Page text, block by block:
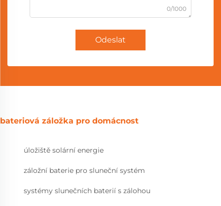
0/1000
Odeslat
bateriová záložka pro domácnost
úložiště solární energie
záložní baterie pro sluneční systém
systémy slunečních baterií s zálohou